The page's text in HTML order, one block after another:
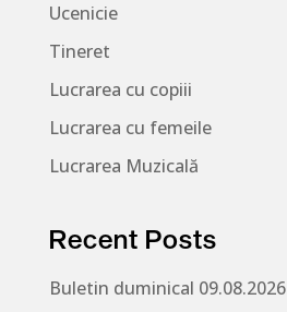
Ucenicie
Tineret
Lucrarea cu copiii
Lucrarea cu femeile
Lucrarea Muzicală
Recent Posts
Buletin duminical 09.08.2026